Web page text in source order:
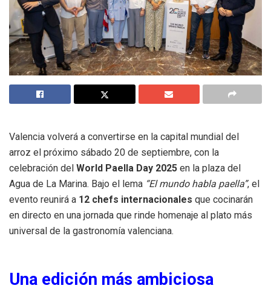
Valencia volverá a convertirse en la capital mundial del
arroz el próximo sábado 20 de septiembre, con la
celebración del World Paella Day 2025 en la plaza del
Agua de La Marina. Bajo el lema “El mundo habla paella”, el
evento reunirá a 12 chefs internacionales que cocinarán
en directo en una jornada que rinde homenaje al plato más
universal de la gastronomía valenciana.
Una edición más ambiciosa